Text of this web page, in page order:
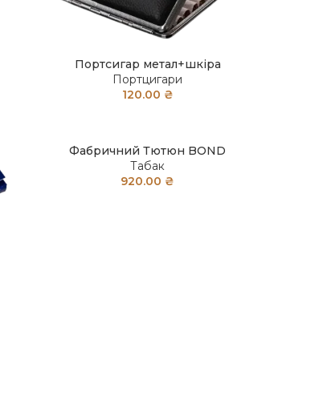
Портсигар метал+шкіра
Портцигари
120.00 ₴
Фабричний Тютюн BOND
Табак
920.00 ₴